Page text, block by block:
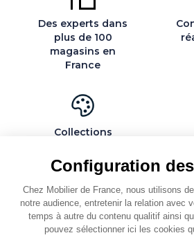
Configuration
Chez Mobilier de France, nous utilisons
notre audience, entretenir la relation avec
temps à autre du contenu qualitif ainsi
pouvez sélectionner ici les cookies
Des experts dans
plus de 100
magasins en
France
Collections
personnalisables
QUI SOMMES-NOUS